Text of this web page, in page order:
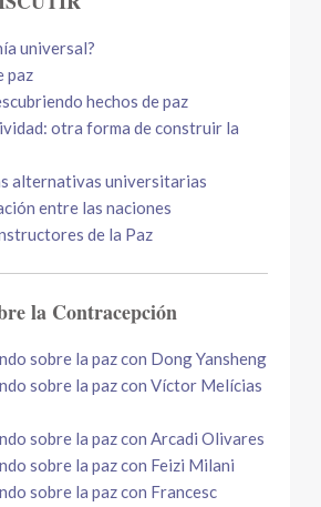
universal?
paz
hechos de paz
otra forma de construir la
alternativas universitarias
entre las naciones
de la Paz
la Contracepción
sobre la paz con Dong Yansheng
sobre la paz con Víctor Melícias
sobre la paz con Arcadi Olivares
sobre la paz con Feizi Milani
sobre la paz con Francesc